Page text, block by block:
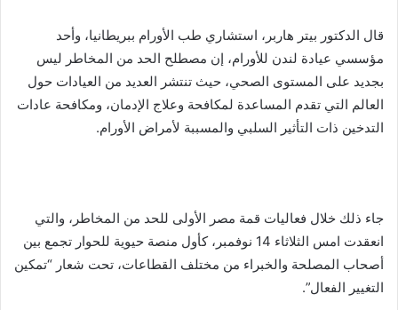
قال الدكتور بيتر هاربر، استشاري طب الأورام ببريطانيا، وأحد
مؤسسي عيادة لندن للأورام، إن مصطلح الحد من المخاطر ليس
بجديد على المستوى الصحي، حيث تنتشر العديد من العيادات حول
العالم التي تقدم المساعدة لمكافحة وعلاج الإدمان، ومكافحة عادات
التدخين ذات التأثير السلبي والمسببة لأمراض الأورام.
جاء ذلك خلال فعاليات قمة مصر الأولى للحد من المخاطر، والتي
انعقدت امس الثلاثاء 14 نوفمبر، كأول منصة حيوية للحوار تجمع بين
أصحاب المصلحة والخبراء من مختلف القطاعات، تحت شعار “تمكين
التغيير الفعال”.